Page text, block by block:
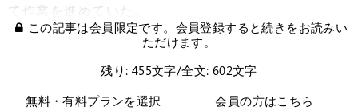
て作業を進めていた。
この記事は会員限定です。会員登録すると続きをお読みい
ただけます。
残り: 455文字/全文: 602文字
無料・有料プランを選択
会員の方はこちら